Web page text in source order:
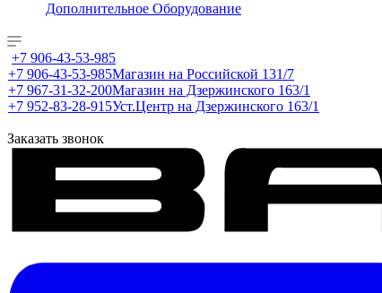
Дополнительное Оборудование
+7 906-43-53-985
+7 906-43-53-985Магазин на Российской 131/7
+7 967-31-32-200Магазин на Дзержинского 163/1
+7 952-83-28-915Уст.Центр на Дзержинского 163/1
Заказать звонок